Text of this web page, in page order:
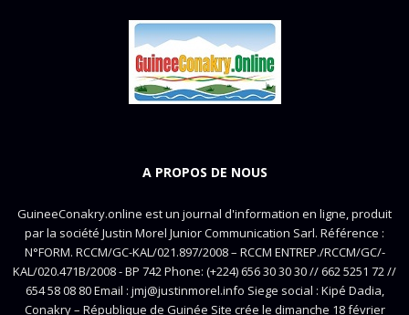
A PROPOS DE NOUS
GuineeConakry.online est un journal d'information en ligne, produit
par la société Justin Morel Junior Communication Sarl. Référence :
N°FORM. RCCM/GC-KAL/021.897/2008 – RCCM ENTREP./RCCM/GC/-
KAL/020.471B/2008 - BP 742 Phone: (+224) 656 30 30 30 // 662 5251 72 //
654 58 08 80 Email : jmj@justinmorel.info Siege social : Kipé Dadia,
Conakry – République de Guinée Site crée le dimanche 18 février